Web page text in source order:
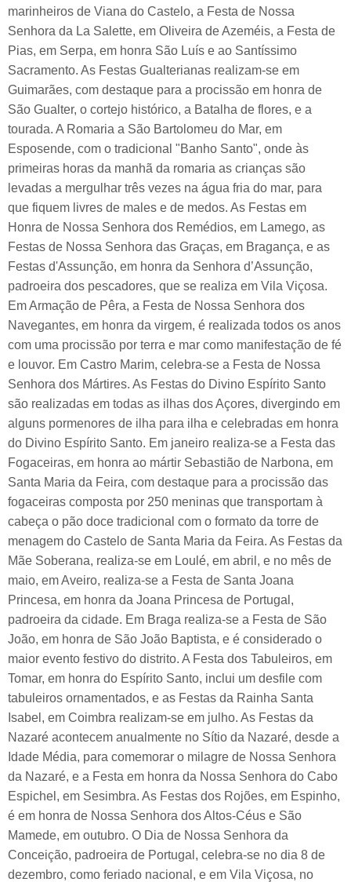
marinheiros de Viana do Castelo, a Festa de Nossa
Senhora da La Salette, em Oliveira de Azeméis, a Festa de
Pias, em Serpa, em honra São Luís e ao Santíssimo
Sacramento. As Festas Gualterianas realizam-se em
Guimarães, com destaque para a procissão em honra de
São Gualter, o cortejo histórico, a Batalha de flores, e a
tourada. A Romaria a São Bartolomeu do Mar, em
Esposende, com o tradicional "Banho Santo", onde às
primeiras horas da manhã da romaria as crianças são
levadas a mergulhar três vezes na água fria do mar, para
que fiquem livres de males e de medos. As Festas em
Honra de Nossa Senhora dos Remédios, em Lamego, as
Festas de Nossa Senhora das Graças, em Bragança, e as
Festas d'Assunção, em honra da Senhora d’Assunção,
padroeira dos pescadores, que se realiza em Vila Viçosa.
Em Armação de Pêra, a Festa de Nossa Senhora dos
Navegantes, em honra da virgem, é realizada todos os anos
com uma procissão por terra e mar como manifestação de fé
e louvor. Em Castro Marim, celebra-se a Festa de Nossa
Senhora dos Mártires. As Festas do Divino Espírito Santo
são realizadas em todas as ilhas dos Açores, divergindo em
alguns pormenores de ilha para ilha e celebradas em honra
do Divino Espírito Santo. Em janeiro realiza-se a Festa das
Fogaceiras, em honra ao mártir Sebastião de Narbona, em
Santa Maria da Feira, com destaque para a procissão das
fogaceiras composta por 250 meninas que transportam à
cabeça o pão doce tradicional com o formato da torre de
menagem do Castelo de Santa Maria da Feira. As Festas da
Mãe Soberana, realiza-se em Loulé, em abril, e no mês de
maio, em Aveiro, realiza-se a Festa de Santa Joana
Princesa, em honra da Joana Princesa de Portugal,
padroeira da cidade. Em Braga realiza-se a Festa de São
João, em honra de São João Baptista, e é considerado o
maior evento festivo do distrito. A Festa dos Tabuleiros, em
Tomar, em honra do Espírito Santo, inclui um desfile com
tabuleiros ornamentados, e as Festas da Rainha Santa
Isabel, em Coimbra realizam-se em julho. As Festas da
Nazaré acontecem anualmente no Sítio da Nazaré, desde a
Idade Média, para comemorar o milagre de Nossa Senhora
da Nazaré, e a Festa em honra da Nossa Senhora do Cabo
Espichel, em Sesimbra. As Festas dos Rojões, em Espinho,
é em honra de Nossa Senhora dos Altos-Céus e São
Mamede, em outubro. O Dia de Nossa Senhora da
Conceição, padroeira de Portugal, celebra-se no dia 8 de
dezembro, como feriado nacional, e em Vila Viçosa, no